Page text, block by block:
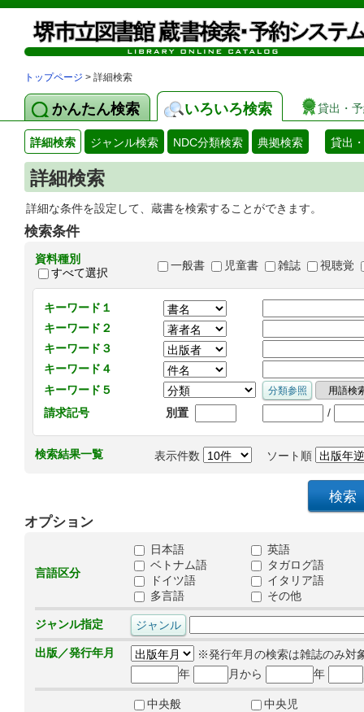
トップページ > 詳細検索
かんたん検索 いろいろ検索 貸出・
詳細検索 ジャンル検索 NDC分類検索 典拠検索 貸出
詳細検索
詳細な条件を設定して、蔵書を検索することができます。
検索条件
資料種別
すべて選択
一般書 児童書 雑誌 視聴覚
キーワード１
キーワード２
キーワード３
キーワード４
キーワード５
請求記号
別置 /
検索結果一覧 表示件数 ソート順
オプション
言語区分
日本語
英語
ベトナム語
タガログ語
ドイツ語
イタリア語
多言語
その他
ジャンル指定
出版／発行年月
※発行年月の検索は雑誌のみ対
年
月から 年
中央般
中央児